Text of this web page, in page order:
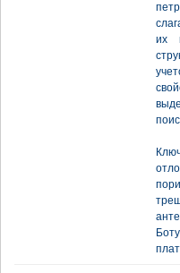
их